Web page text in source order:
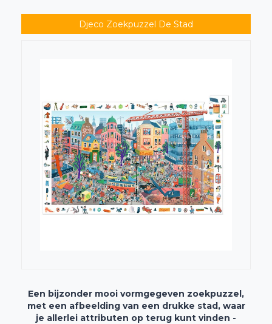
Djeco Zoekpuzzel De Stad
Een bijzonder mooi vormgegeven zoekpuzzel,
met een afbeelding van een drukke stad, waar
je allerlei attributen op terug kunt vinden -